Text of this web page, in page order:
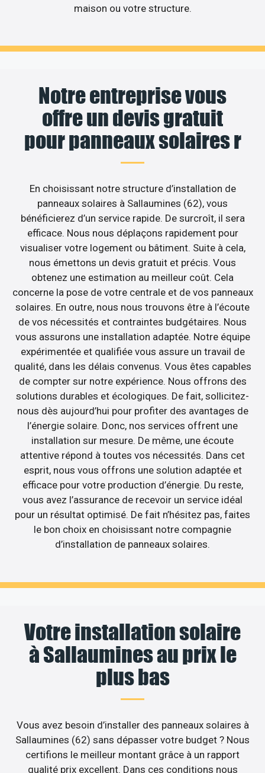
maison ou votre structure.
Notre entreprise vous
offre un devis gratuit
pour panneaux solaires r
En choisissant notre structure d’installation de
panneaux solaires à Sallaumines (62), vous
bénéficierez d’un service rapide. De surcroît, il sera
efficace. Nous nous déplaçons rapidement pour
visualiser votre logement ou bâtiment. Suite à cela,
nous émettons un devis gratuit et précis. Vous
obtenez une estimation au meilleur coût. Cela
concerne la pose de votre centrale et de vos panneaux
solaires. En outre, nous nous trouvons être à l’écoute
de vos nécessités et contraintes budgétaires. Nous
vous assurons une installation adaptée. Notre équipe
expérimentée et qualifiée vous assure un travail de
qualité, dans les délais convenus. Vous êtes capables
de compter sur notre expérience. Nous offrons des
solutions durables et écologiques. De fait, sollicitez-
nous dès aujourd’hui pour profiter des avantages de
l’énergie solaire. Donc, nos services offrent une
installation sur mesure. De même, une écoute
attentive répond à toutes vos nécessités. Dans cet
esprit, nous vous offrons une solution adaptée et
efficace pour votre production d’énergie. Du reste,
vous avez l’assurance de recevoir un service idéal
pour un résultat optimisé. De fait n’hésitez pas, faites
le bon choix en choisissant notre compagnie
d’installation de panneaux solaires.
Votre installation solaire
à Sallaumines au prix le
plus bas
Vous avez besoin d’installer des panneaux solaires à
Sallaumines (62) sans dépasser votre budget ? Nous
certifions le meilleur montant grâce à un rapport
qualité prix excellent. Dans ces conditions nous